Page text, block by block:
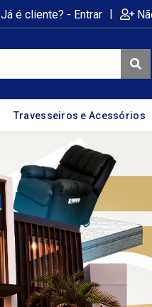
Já é cliente? - Entrar |
Travesseiros e Acessórios